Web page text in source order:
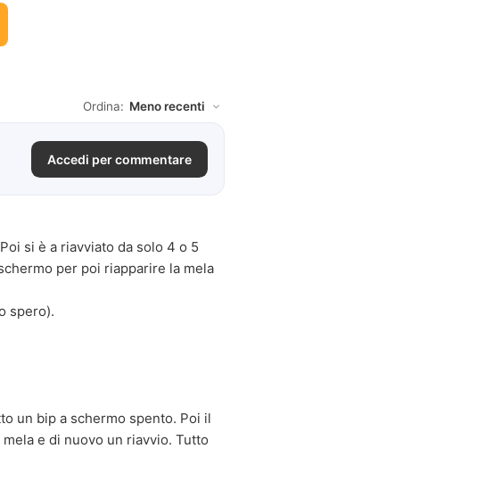
Ordina:
Accedi per commentare
si è a riavviato da solo 4 o 5
per poi riapparire la mela
spero).
un bip a schermo spento. Poi il
e di nuovo un riavvio. Tutto